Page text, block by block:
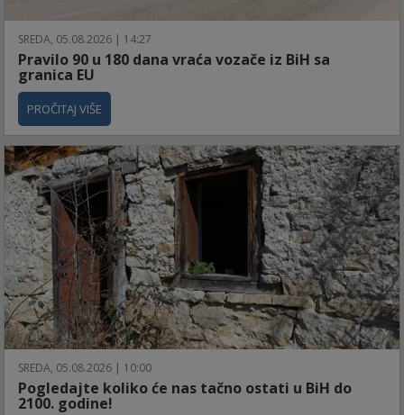
SREDA, 05.08.2026 | 14:27
Pravilo 90 u 180 dana vraća vozače iz BiH sa
granica EU
PROČITAJ VIŠE
SREDA, 05.08.2026 | 10:00
Pogledajte koliko će nas tačno ostati u BiH do
2100. godine!